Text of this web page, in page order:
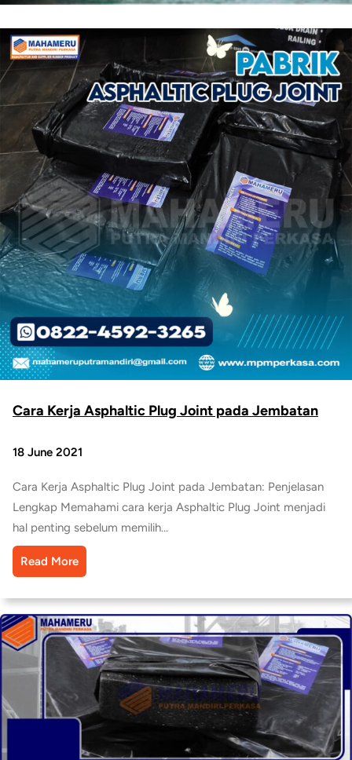
Cara Kerja Asphaltic Plug Joint pada Jembatan
18 June 2021
Cara Kerja Asphaltic Plug Joint pada Jembatan: Penjelasan
Lengkap Memahami cara kerja Asphaltic Plug Joint menjadi
hal penting sebelum memilih…
Read More